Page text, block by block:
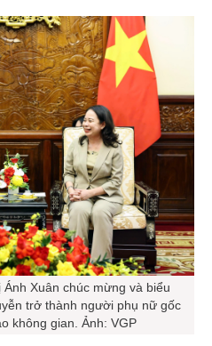
Xuân chúc mừng và biểu
trở thành người phụ nữ gốc
không gian. Ảnh: VGP